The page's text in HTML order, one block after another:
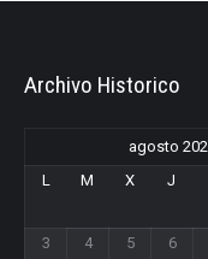
Archivo Historico
agosto
L
M X J
3
4 5 6